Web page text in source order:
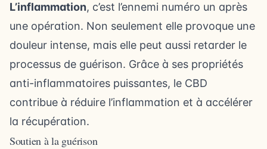
L’inflammation, c’est l’ennemi numéro un après
une opération. Non seulement elle provoque une
douleur intense, mais elle peut aussi retarder le
processus de guérison. Grâce à ses propriétés
anti-inflammatoires puissantes, le CBD
contribue à réduire l’inflammation et à accélérer
la récupération.
Soutien à la guérison